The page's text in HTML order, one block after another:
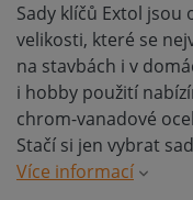
Sady klíčů Extol
velikosti, které se
na stavbách i v
i hobby použití
chrom-vanadové
Stačí si jen vybrat
Více informací